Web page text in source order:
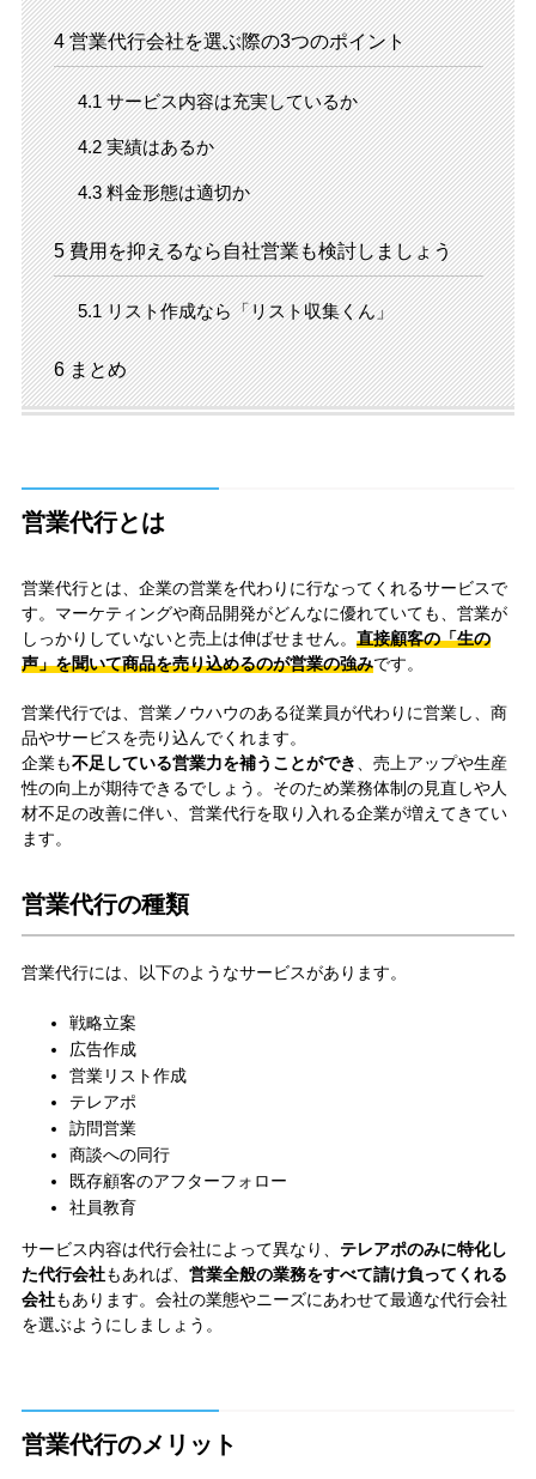
4営業代行会社を選ぶ際の3つのポイント
4.1サービス内容は充実しているか
4.2実績はあるか
4.3料金形態は適切か
5費用を抑えるなら自社営業も検討しましょう
5.1リスト作成なら「リスト収集くん」
6まとめ
営業代行とは
営業代行とは、企業の営業を代わりに行なってくれるサービスで
す。マーケティングや商品開発がどんなに優れていても、営業が
しっかりしていないと売上は伸ばせません。 直接顧客の「生の
声」を聞いて商品を売り込めるのが営業の強みです。
営業代行では、営業ノウハウのある従業員が代わりに営業し、商
品やサービスを売り込んでくれます。
企業も不足している営業力を補うことができ
、売上アップや生産
性の向上が期待できるでしょう。そのため業務体制の見直しや人
材不足の改善に伴い、営業代行を取り入れる企業が増えてきてい
ます。
営業代行の種類
営業代行には、以下のようなサービスがあります。
戦略立案
広告作成
営業リスト作成
テレアポ
訪問営業
商談への同行
既存顧客のアフターフォロー
社員教育
サービス内容は代行会社によって異なり、 テレアポのみに特化し
た代行会社もあれば、 営業全般の業務をすべて請け負ってくれる
会社もあります。会社の業態やニーズにあわせて最適な代行会社
を選ぶようにしましょう。
営業代行のメリット